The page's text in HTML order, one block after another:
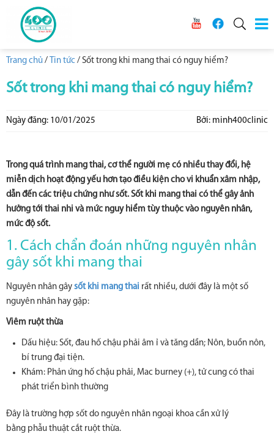
Trang chủ / Tin tức / Sốt trong khi mang thai có nguy hiểm?
Sốt trong khi mang thai có nguy hiểm?
Ngày đăng: 10/01/2025 Bởi: minh400clinic
Trong quá trình mang thai, cơ thể người mẹ có nhiều thay đổi, hệ
miễn dịch hoạt động yếu hơn tạo điều kiện cho vi khuẩn xâm nhập,
dẫn đến các triệu chứng như sốt. Sốt khi mang thai có thể gây ảnh
hưởng tới thai nhi và mức nguy hiểm tùy thuộc vào nguyên nhân,
mức độ sốt.
1. Cách chẩn đoán những nguyên nhân
gây sốt khi mang thai
Nguyên nhân gây sốt khi mang thai rất nhiều, dưới đây là một số
nguyên nhân hay gặp:
Viêm ruột thừa
Dấu hiệu: Sốt, đau hố chậu phải âm ỉ và tăng dần; Nôn, buồn nôn,
bí trung đại tiện.
Khám: Phản ứng hố chậu phải, Mac burney (+), tử cung có thai
phát triển bình thường
Đây là trường hợp sốt do nguyên nhân ngoại khoa cần xử lý
bằng phẫu thuật cắt ruột thừa.